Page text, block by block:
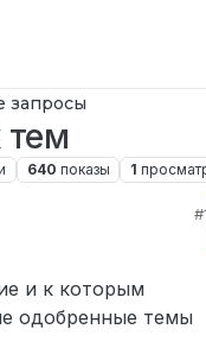
запросы
тем
640 показы 1
и к которым
одобренные темы